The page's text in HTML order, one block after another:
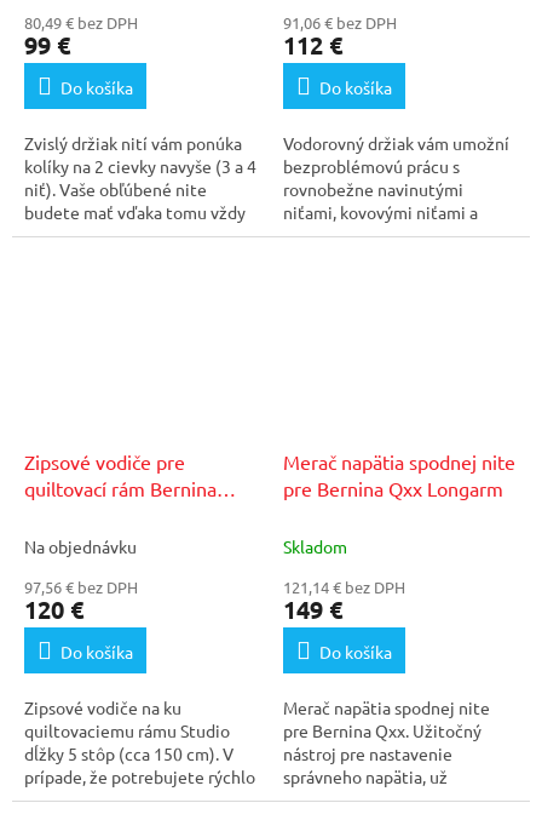
80,49 € bez DPH
99 €
Do košíka
Zvislý držiak nití vám ponúka
kolíky na 2 cievky navyše (3 a 4
niť). Vaše obľúbené nite
budete mať vďaka tomu vždy
poruke.
91,06 € bez DPH
112 €
Do košíka
Vodorovný držiak vám umožní
bezproblémovú prácu s
rovnobežne navinutými
niťami, kovovými niťami a
stužkami. Je vhodný najmä
Zipsové vodiče pre
quiltovací rám Bernina
Na objednávku
97,56 € bez DPH
120 €
Do košíka
Zipsové vodiče na ku
quiltovaciemu rámu Studio
dĺžky 5 stôp (cca 150 cm). V
prípade, že potrebujete rýchlo
zameniť prácu na...
Merač napätia spodnej nite
pre Bernina Qxx Longarm
Skladom
121,14 € bez DPH
149 €
Do košíka
Merač napätia spodnej nite
pre Bernina Qxx. Užitočný
nástroj pre nastavenie
správneho napätia, už
nemusíte hádať, vložíte...